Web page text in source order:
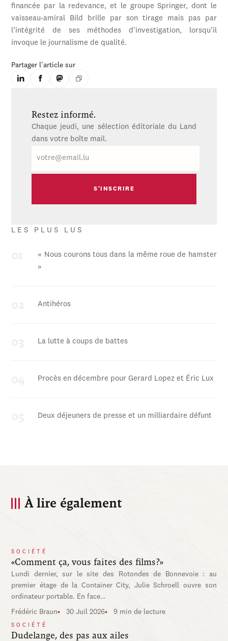
financée par la redevance, et le groupe Springer, dont le
vaisseau-amiral Bild brille par son tirage mais pas par
l’intégrité de ses méthodes d’investigation, lorsqu’il
invoque le journalisme de qualité.
Partager l'article sur
Restez informé.
Chaque jeudi, une sélection éditoriale du Land
dans votre boîte mail.
mail
LES PLUS LUS
« Nous courons tous dans la même roue de hamster
»
Antihéros
La lutte à coups de battes
Procès en décembre pour Gerard Lopez et Éric Lux
Deux déjeuners de presse et un milliardaire défunt
À lire également
SOCIÉTÉ
«Comment ça, vous faites des films?»
Lundi dernier, sur le site des Rotondes de Bonnevoie : au
premier étage de la Container City, Julie Schroell ouvre son
ordinateur portable. En face…
Frédéric Braun 30 Juil 2026 9 min de lecture
SOCIÉTÉ
Dudelange, des pas aux ailes